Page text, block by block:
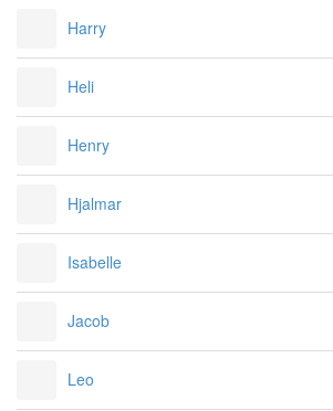
Harry
Heli
Henry
Hjalmar
Isabelle
Jacob
Leo